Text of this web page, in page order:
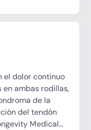
Soy
casi inmediatos
lo que me
Longevity, por
el dolor continuo
ambas rodillas,
de la
del tendón
Medical